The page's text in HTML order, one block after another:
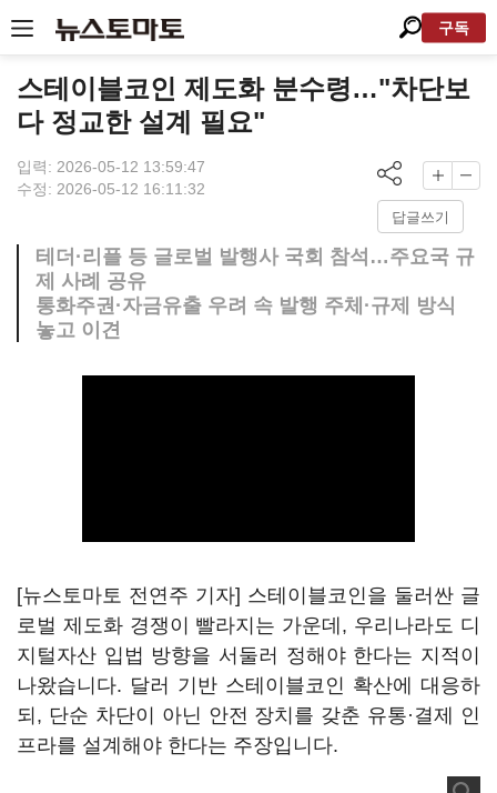
구독
스테이블코인 제도화 분수령…"차단보
다 정교한 설계 필요"
입력: 2026-05-12 13:59:47
수정: 2026-05-12 16:11:32
답글쓰기
테더·리플 등 글로벌 발행사 국회 참석…주요국 규
제 사례 공유
통화주권·자금유출 우려 속 발행 주체·규제 방식
놓고 이견
[뉴스토마토 전연주 기자] 스테이블코인을 둘러싼 글
로벌 제도화 경쟁이 빨라지는 가운데, 우리나라도 디
지털자산 입법 방향을 서둘러 정해야 한다는 지적이
나왔습니다. 달러 기반 스테이블코인 확산에 대응하
되, 단순 차단이 아닌 안전 장치를 갖춘 유통·결제 인
프라를 설계해야 한다는 주장입니다.